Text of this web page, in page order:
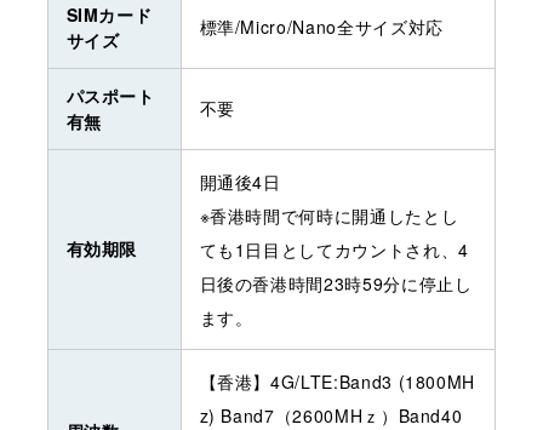
SIMカード
サイズ
標準/Micro/Nano全サイズ対応
パスポート
有無
不要
有効期限
開通後4日
※香港時間で何時に開通したとし
ても1日目としてカウントされ、4
日後の香港時間23時59分に停止し
ます。
【香港】4G/LTE:Band3 (1800MH
z) Band7（2600MHｚ）Band40